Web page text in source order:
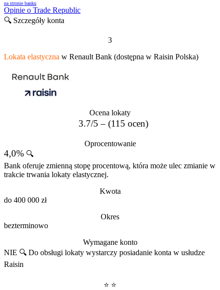
na stronie banku
Opinie o Trade Republic
🔍 Szczegóły konta
3
Lokata elastyczna w Renault Bank (dostępna w Raisin Polska)
Ocena lokaty
3.7/5 – (115 ocen)
Oprocentowanie
4,0% 🔍
Bank oferuje zmienną stopę procentową, która może ulec zmianie w
trakcie trwania lokaty elastycznej.
Kwota
do 400 000 zł
Okres
bezterminowo
Wymagane konto
NIE 🔍 Do obsługi lokaty wystarczy posiadanie konta w usłudze
Raisin
⭐ ⭐